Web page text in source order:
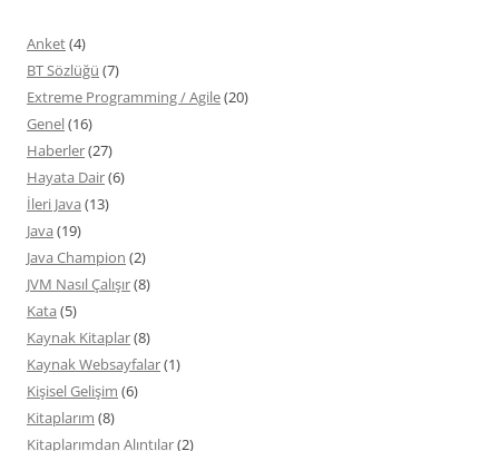
Anket(4)
BT Sözlüğü (7)
Extreme Programming / Agile(20)
Genel(16)
Haberler(27)
Hayata Dair(6)
İleri Java (13)
Java (19)
Java Champion (2)
JVM Nasıl Çalışır(8)
Kata (5)
Kaynak Kitaplar(8)
Kaynak Websayfalar(1)
Kişisel Gelişim (6)
Kitaplarım (8)
Kitaplarımdan Alıntılar(2)